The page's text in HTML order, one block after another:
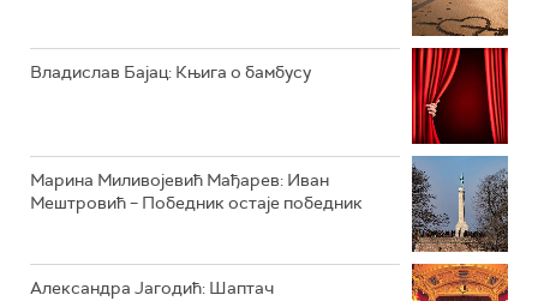
Владислав Бајац: Књига о бамбусу
Марина Миливојевић Мађарев: Иван
Мештровић – Победник остаје победник
Александра Јагодић: Шаптач